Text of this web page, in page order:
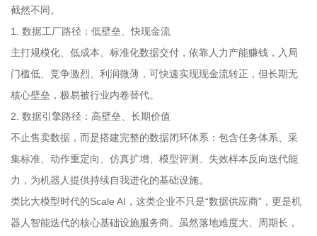
截然不同。
1. 数据工厂路径：低壁垒、快现金流
主打规模化、低成本、标准化数据交付，依靠人力产能赚钱，入局
门槛低、竞争激烈、利润微薄，可快速实现现金流转正，但长期无
核心壁垒，极易被行业内卷替代。
2. 数据引擎路径：高壁垒、长期价值
不止售卖数据，而是搭建完整的数据闭环体系：包含任务体系、采
集标准、动作重定向、仿真扩增、模型评测、失效样本反向迭代能
力，为机器人提供持续自我进化的基础设施。
类比大模型时代的Scale AI，这类企业不只是“数据供应商”，更是机
器人智能迭代的核心基础设施服务商。虽然落地难度大、周期长，